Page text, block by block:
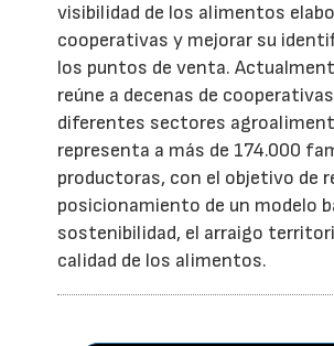
visibilidad de los alimentos
cooperativas y mejorar su
los puntos de venta.
reúne a decenas de
diferentes sectores
representa a más de 174.000
productoras, con el objetivo de
posicionamiento de un modelo
sostenibilidad, el arraigo
calidad de los alimentos.